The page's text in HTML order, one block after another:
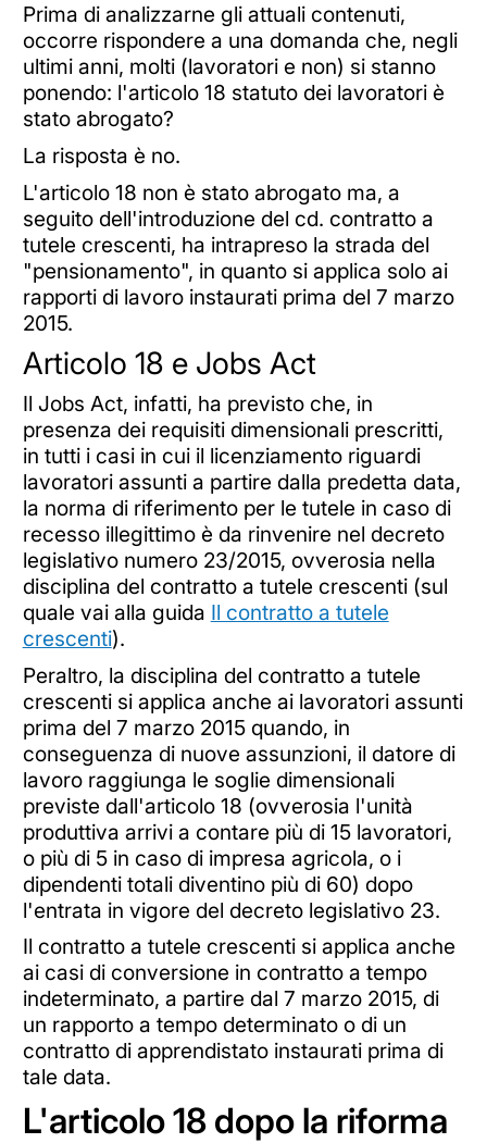
Prima di analizzarne gli attuali contenuti,
occorre rispondere a una domanda che, negli
ultimi anni, molti (lavoratori e non) si stanno
ponendo: l'articolo 18 statuto dei lavoratori è
stato abrogato?
La risposta è no.
L'articolo 18 non è stato abrogato ma, a
seguito dell'introduzione del cd. contratto a
tutele crescenti, ha intrapreso la strada del
"pensionamento", in quanto si applica solo ai
rapporti di lavoro instaurati prima del 7 marzo
2015.
Articolo 18 e Jobs Act
Il Jobs Act, infatti, ha previsto che, in
presenza dei requisiti dimensionali prescritti,
in tutti i casi in cui il licenziamento riguardi
lavoratori assunti a partire dalla predetta data,
la norma di riferimento per le tutele in caso di
recesso illegittimo è da rinvenire nel decreto
legislativo numero 23/2015, ovverosia nella
disciplina del contratto a tutele crescenti (sul
quale vai alla guida Il contratto a tutele
crescenti).
Peraltro, la disciplina del contratto a tutele
crescenti si applica anche ai lavoratori assunti
prima del 7 marzo 2015 quando, in
conseguenza di nuove assunzioni, il datore di
lavoro raggiunga le soglie dimensionali
previste dall'articolo 18 (ovverosia l'unità
produttiva arrivi a contare più di 15 lavoratori,
o più di 5 in caso di impresa agricola, o i
dipendenti totali diventino più di 60) dopo
l'entrata in vigore del decreto legislativo 23.
Il contratto a tutele crescenti si applica anche
ai casi di conversione in contratto a tempo
indeterminato, a partire dal 7 marzo 2015, di
un rapporto a tempo determinato o di un
contratto di apprendistato instaurati prima di
tale data.
L'articolo 18 dopo la riforma